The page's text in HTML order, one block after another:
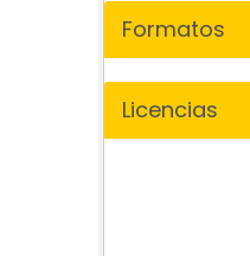
Formatos
Licencias